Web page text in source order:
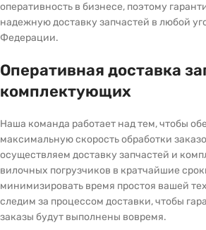
оперативность в бизнесе, поэтому
надежную доставку запчастей в любой
Федерации.
Оперативная доставка
комплектующих
Наша команда работает над тем, чтобы
максимальную скорость обработки
осуществляем доставку запчастей и
вилочных погрузчиков в кратчайшие
минимизировать время простоя вашей
следим за процессом доставки, чтобы
заказы будут выполнены вовремя.